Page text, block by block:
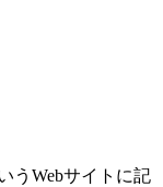
うWebサイトに記